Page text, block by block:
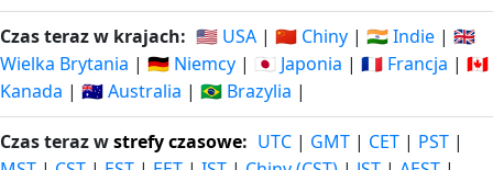
Czas teraz w krajach: 🇺🇸 USA | 🇨🇳 Chiny | 🇮🇳 Indie | 🇬🇧
Wielka Brytania | 🇩🇪 Niemcy | 🇯🇵 Japonia | 🇫🇷 Francja | 🇨🇦
Kanada | 🇦🇺 Australia | 🇧🇷 Brazylia |
Czas teraz wstrefy czasowe: UTC | GMT | CET | PST |